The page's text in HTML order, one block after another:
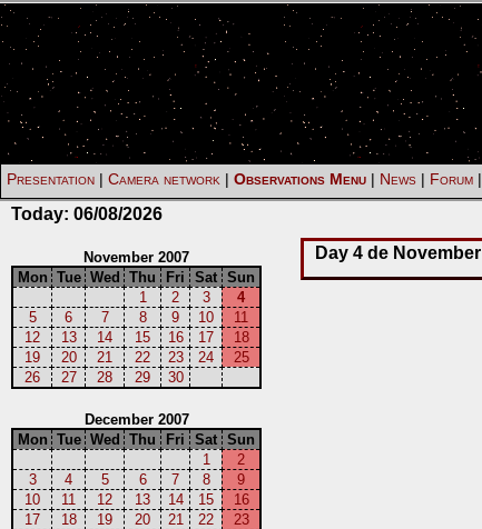
Presentation | Camera network | Observations Menu | News | Forum |
Today: 06/08/2026
November 2007
Mon Tue Wed Thu Fri Sat Sun
1
2 3
4
5
6 7 8 9 10
11
12
13 14 15 16 17
18
19
20 21 22 23 24
25
26
27 28 29 30
December 2007
Mon Tue Wed Thu Fri Sat Sun
1
2
3
4 5 6 7 8
9
10
11 12 13 14 15
16
17
18 19 20 21 22
23
Day 4 de November